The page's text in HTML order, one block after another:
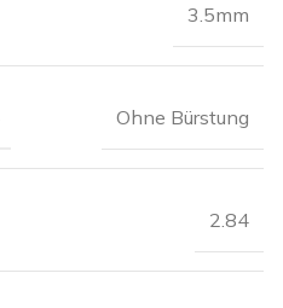
3.5mm
Ohne Bürstung
2.84